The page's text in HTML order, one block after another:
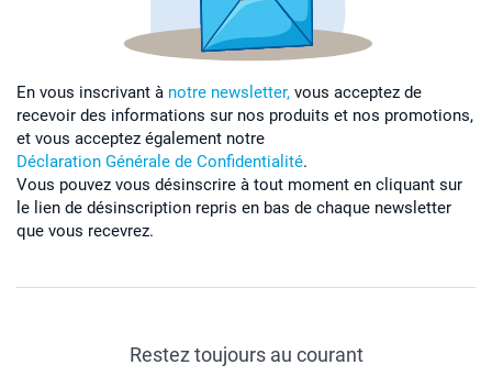
En vous inscrivant à notre newsletter, vous acceptez de
recevoir des informations sur nos produits et nos promotions,
et vous acceptez également notre
Déclaration Générale de Confidentialité.
Vous pouvez vous désinscrire à tout moment en cliquant sur
le lien de désinscription repris en bas de chaque newsletter
que vous recevrez.
Restez toujours au courant